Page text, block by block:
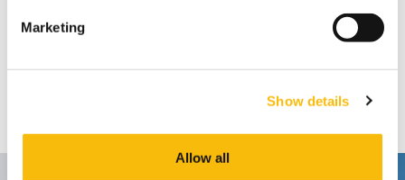
Marketing
Show details
Allow all